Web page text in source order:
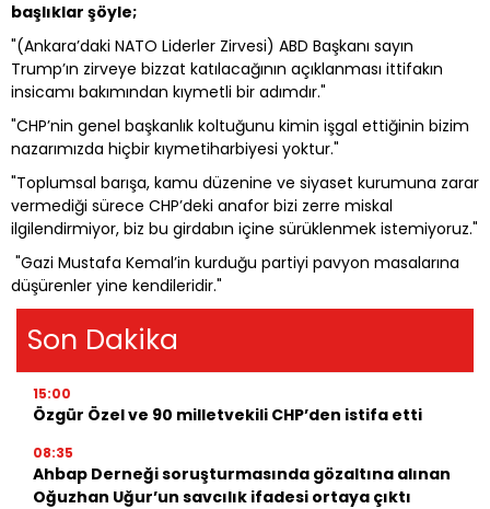
başlıklar şöyle;
"(Ankara’daki NATO Liderler Zirvesi) ABD Başkanı sayın
Trump’ın zirveye bizzat katılacağının açıklanması ittifakın
insicamı bakımından kıymetli bir adımdır."
"CHP’nin genel başkanlık koltuğunu kimin işgal ettiğinin bizim
nazarımızda hiçbir kıymetiharbiyesi yoktur."
"Toplumsal barışa, kamu düzenine ve siyaset kurumuna zarar
vermediği sürece CHP’deki anafor bizi zerre miskal
ilgilendirmiyor, biz bu girdabın içine sürüklenmek istemiyoruz."
"Gazi Mustafa Kemal’in kurduğu partiyi pavyon masalarına
düşürenler yine kendileridir."
Son Dakika
15:00
Özgür Özel ve 90 milletvekili CHP’den istifa etti
08:35
Ahbap Derneği soruşturmasında gözaltına alınan
Oğuzhan Uğur’un savcılık ifadesi ortaya çıktı